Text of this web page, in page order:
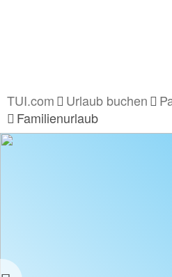
TUI.com Urlaub buchen
Familienurlaub